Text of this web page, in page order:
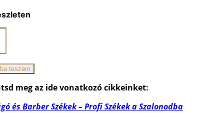
teszem
meg az ide vonatkozó cikkeinket:
és Barber Székek – Profi Székek a Szalonodba